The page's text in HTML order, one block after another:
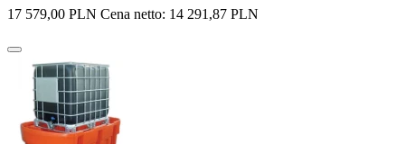
17 579,00 PLN Cena netto: 14 291,87 PLN